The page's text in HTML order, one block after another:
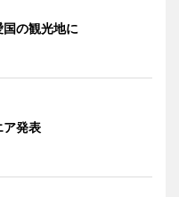
国の観光地に
ア発表